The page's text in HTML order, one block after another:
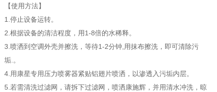
【使用方法】
1.停止设备运转。
2.根据设备的清洁程度，用1-8倍的水稀释。
3.喷洒到空调外壳并擦洗，等待1-2分钟,用抹布擦洗，即可清除污
垢.。
4.用康星专用压力喷雾器紧贴铝翅片喷洒，以渗透入污垢内层。
5.若需清洗过滤网，请拆下过滤网，喷洒康施辉，并用清水冲洗，晾